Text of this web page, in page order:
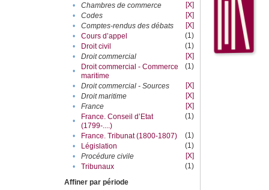
•
Chambres de commerce
[X]
•
Codes
[X]
•
Comptes-rendus des débats
[X]
•
Cours d’appel
(1)
•
Droit civil
(1)
•
Droit commercial
[X]
•
Droit commercial - Commerce
maritime
(1)
• Droit commercial - Sources
[X]
•
Droit maritime
[X]
•
France
[X]
•
France. Conseil d’Etat
(1799-....)
(1)
• France. Tribunat (1800-1807)
(1)
•
Législation
(1)
•
Procédure civile
[X]
•
Tribunaux
(1)
Affiner par période